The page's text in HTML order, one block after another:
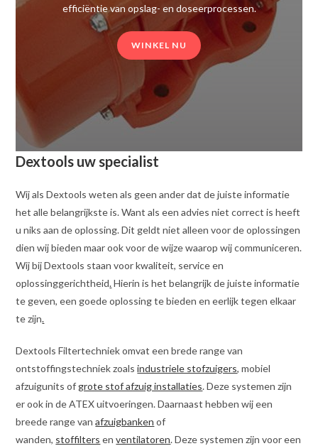
efficiëntie van opslag- en doseerprocessen.
WINKEL NU
Dextools uw specialist
Wij als Dextools weten als geen ander dat de juiste informatie
het alle belangrijkste is. Want als een advies niet correct is heeft
u niks aan de oplossing. Dit geldt niet alleen voor de oplossingen
dien wij bieden maar ook voor de wijze waarop wij communiceren.
Wij bij Dextools staan voor kwaliteit, service en
oplossinggerichtheid.Hierin is het belangrijk de juiste informatie
te geven, een goede oplossing te bieden en eerlijk tegen elkaar
te zijn.
Dextools Filtertechniek omvat een brede range van
ontstoffingstechniek zoalsindustriele stofzuigers, mobiel
afzuigunits of grote stof afzuig installaties. Deze systemen zijn
er ook in de ATEX uitvoeringen. Daarnaast hebben wij een
breede range vanafzuigbanken of
wanden, stoffilters enventilatoren. Deze systemen zijn voor een